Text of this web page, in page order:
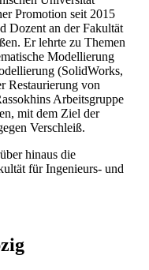
Promotion seit 2015
Dozent an der Fakultät
Er lehrte zu Themen
Modellierung
(SolidWorks,
Restaurierung von
Arbeitsgruppe
mit dem Ziel der
Verschleiß.
hinaus die
für Ingenieurs- und